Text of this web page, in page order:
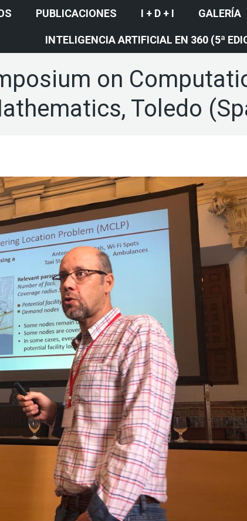
PUBLICACIONES I + D + I GALERÍA
INTELIGENCIA ARTIFICIAL EN 360 (5ª
on
Toledo